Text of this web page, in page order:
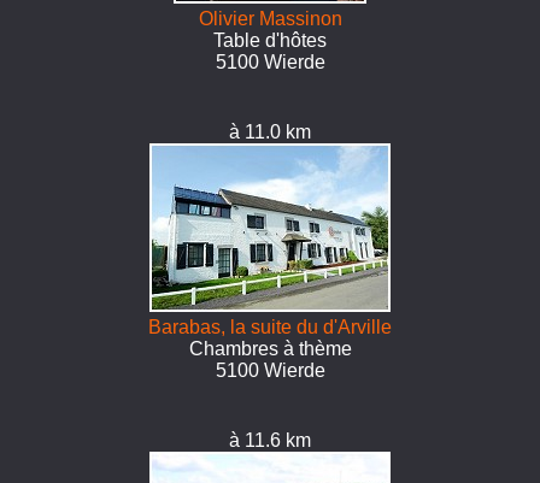
Olivier Massinon
Table d'hôtes
5100 Wierde
à 11.0 km
Barabas, la suite du d'Arville
Chambres à thème
5100 Wierde
à 11.6 km